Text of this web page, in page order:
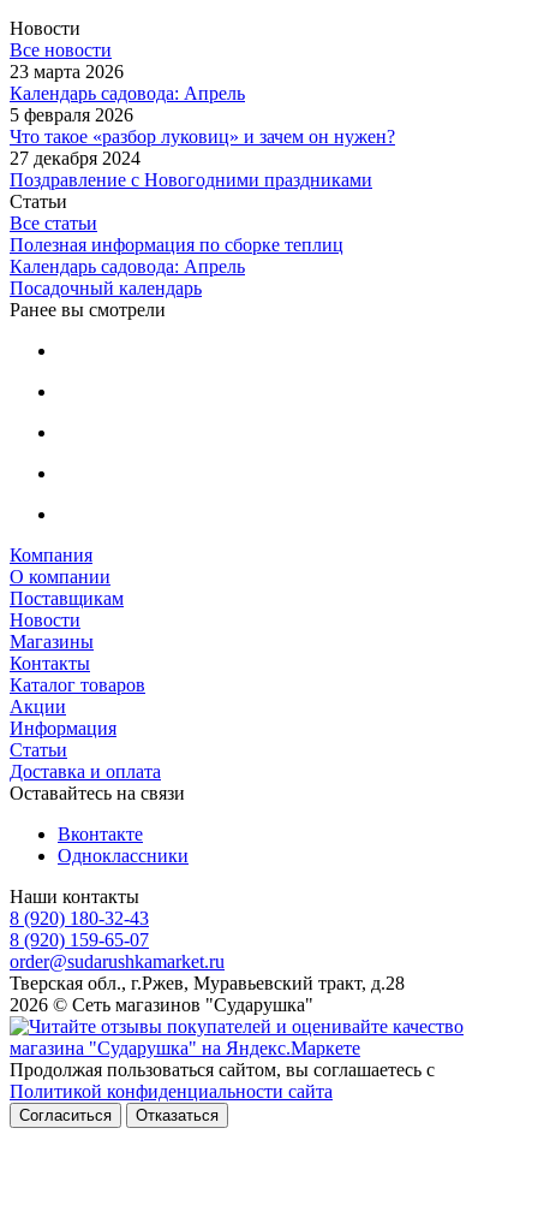
Новости
Все новости
23 марта 2026
Календарь садовода: Апрель
5 февраля 2026
Что такое «разбор луковиц» и зачем он нужен?
27 декабря 2024
Поздравление с Новогодними праздниками
Статьи
Все статьи
Полезная информация по сборке теплиц
Календарь садовода: Апрель
Посадочный календарь
Ранее вы смотрели
Компания
О компании
Поставщикам
Новости
Магазины
Контакты
Каталог товаров
Акции
Информация
Статьи
Доставка и оплата
Оставайтесь на связи
Вконтакте
Одноклассники
Наши контакты
8 (920) 180-32-43
8 (920) 159-65-07
order@sudarushkamarket.ru
Тверская обл., г.Ржев, Муравьевский тракт, д.28
2026 © Сеть магазинов "Сударушка"
Продолжая пользоваться сайтом, вы соглашаетесь с
Политикой конфиденциальности сайта
Согласиться Отказаться